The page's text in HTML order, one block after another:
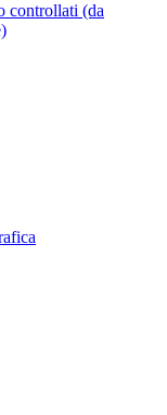
controllati (da